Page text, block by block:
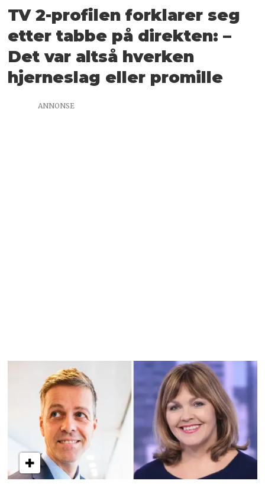
TV 2-profilen forklarer seg
etter tabbe på direkten: –
Det var altså hverken
hjerneslag eller promille
ANNONSE